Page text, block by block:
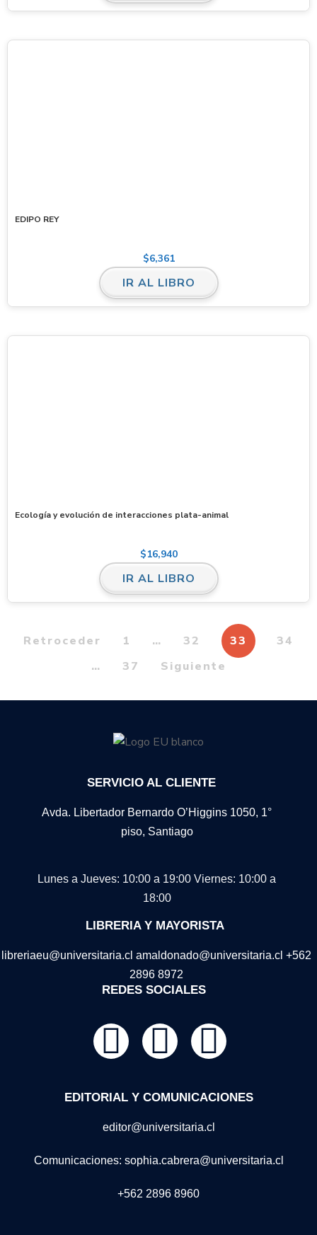
EDIPO REY
$6,361
IR AL LIBRO
Ecología y evolución de interacciones plata-animal
$16,940
IR AL LIBRO
Retroceder 1 … 32 33
34
…
37 Siguiente
SERVICIO AL CLIENTE
Avda. Libertador Bernardo O’Higgins 1050, 1°
piso, Santiago
Lunes a Jueves: 10:00 a 19:00 Viernes: 10:00 a
18:00
LIBRERIA Y MAYORISTA
libreriaeu@universitaria.cl amaldonado@universitaria.cl +562
2896 8972
REDES SOCIALES
EDITORIAL Y COMUNICACIONES
editor@universitaria.cl
Comunicaciones: sophia.cabrera@universitaria.cl
+562 2896 8960